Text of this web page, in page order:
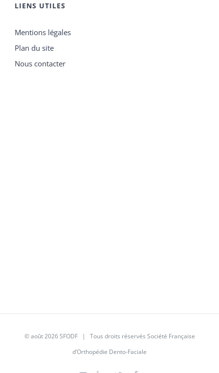
LIENS UTILES
Mentions légales
Plan du site
Nous contacter
© août 2026SFODF| Tous droits réservés Société Française
d’Orthopédie Dento-Faciale